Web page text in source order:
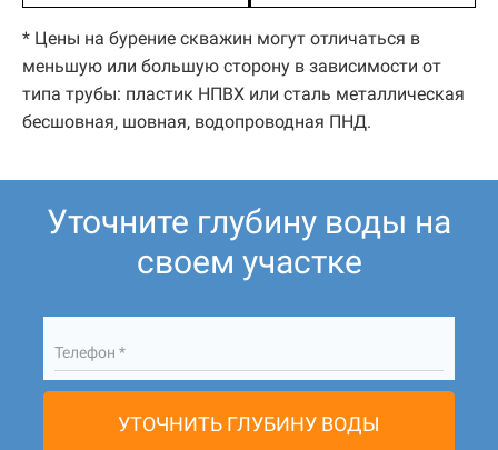
* Цены на бурение скважин могут отличаться в
меньшую или большую сторону в зависимости от
типа трубы: пластик НПВХ или сталь металлическая
бесшовная, шовная, водопроводная ПНД.
Уточните глубину воды на
своем участке
Телефон *
УТОЧНИТЬ ГЛУБИНУ ВОДЫ